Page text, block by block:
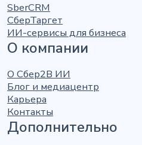
SberCRM
СберТаргет
ИИ-сервисы для бизнеса
О компании
О Сбер2В ИИ
Блог и медиацентр
Карьера
Контакты
Дополнительно